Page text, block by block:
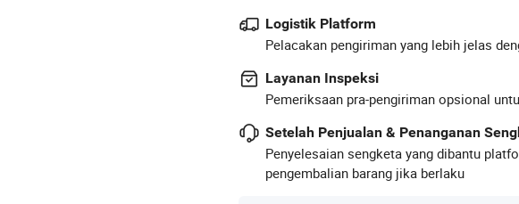
Logistik Platform
Pelacakan pengiriman yang lebih jelas
Layanan Inspeksi
Pemeriksaan pra-pengiriman opsional
Setelah Penjualan & Penanganan
Penyelesaian sengketa yang dibantu
pengembalian barang jika berlaku